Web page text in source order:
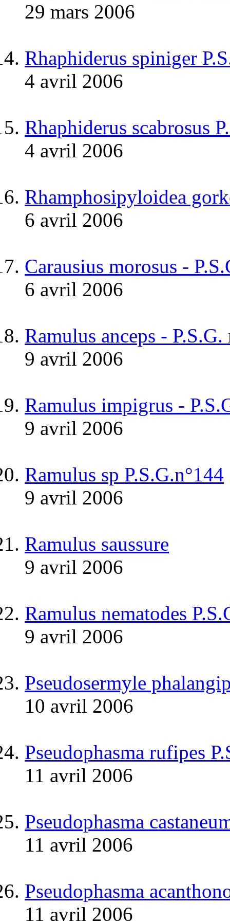
29 mars 2006
Rhaphiderus spiniger
4 avril 2006
Rhaphiderus scabrosus
4 avril 2006
Rhamphosipyloidea
6 avril 2006
Carausius morosus -
6 avril 2006
Ramulus anceps - P.S.G.
9 avril 2006
Ramulus impigrus -
9 avril 2006
Ramulus sp P.S.G.n°144
9 avril 2006
Ramulus saussure
9 avril 2006
Ramulus nematodes
9 avril 2006
Pseudosermyle
10 avril 2006
Pseudophasma rufipes
11 avril 2006
Pseudophasma
11 avril 2006
Pseudophasma
11 avril 2006